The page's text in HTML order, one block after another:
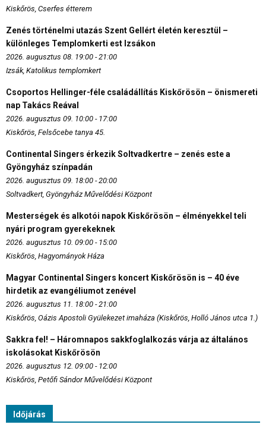
Kiskőrös, Cserfes étterem
Zenés történelmi utazás Szent Gellért életén keresztül –
különleges Templomkerti est Izsákon
2026. augusztus 08. 19:00 - 21:00
Izsák, Katolikus templomkert
Csoportos Hellinger-féle családállítás Kiskőrösön – önismereti
nap Takács Reával
2026. augusztus 09. 10:00 - 17:00
Kiskőrös, Felsőcebe tanya 45.
Continental Singers érkezik Soltvadkertre – zenés este a
Gyöngyház színpadán
2026. augusztus 09. 18:00 - 20:00
Soltvadkert, Gyöngyház Művelődési Központ
Mesterségek és alkotói napok Kiskőrösön – élményekkel teli
nyári program gyerekeknek
2026. augusztus 10. 09:00 - 15:00
Kiskőrös, Hagyományok Háza
Magyar Continental Singers koncert Kiskőrösön is – 40 éve
hirdetik az evangéliumot zenével
2026. augusztus 11. 18:00 - 21:00
Kiskőrös, Oázis Apostoli Gyülekezet imaháza (Kiskőrös, Holló János utca 1.)
Sakkra fel! – Háromnapos sakkfoglalkozás várja az általános
iskolásokat Kiskőrösön
2026. augusztus 12. 09:00 - 12:00
Kiskőrös, Petőfi Sándor Művelődési Központ
Időjárás